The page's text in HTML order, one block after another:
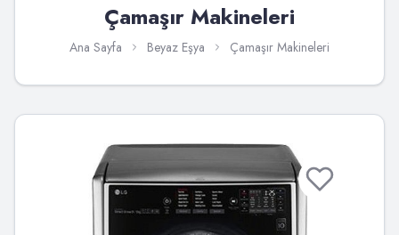
Çamaşır Makineleri
Ana Sayfa Beyaz Eşya Çamaşır Makineleri